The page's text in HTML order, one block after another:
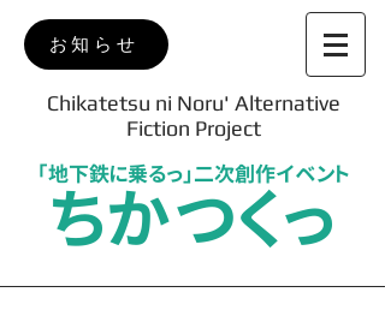
お知らせ
Chikatetsu ni Noru' Alternative
Fiction Project
ちかつくっ
「地下鉄に乗るっ」二次創作イベント